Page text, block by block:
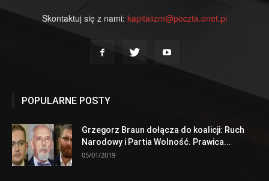
Skontaktuj się z nami: kapitalizm@poczta.onet.pl
POPULARNE POSTY
Grzegorz Braun dołącza do koalicji: Ruch
Narodowy i Partia Wolność. Prawica...
05/01/2019